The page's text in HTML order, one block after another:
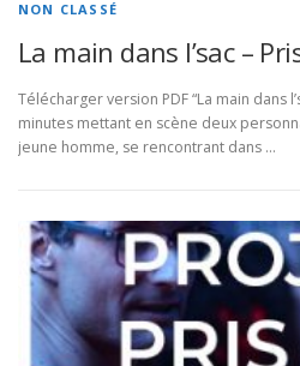
NON CLASSÉ
La main dans l’sac –
Télécharger version PDF “La main dans
minutes mettant en scène deux
jeune homme, se rencontrant dans …